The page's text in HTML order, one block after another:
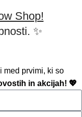
Shop!
✨
med prvimi, ki so
in akcijah! 💖